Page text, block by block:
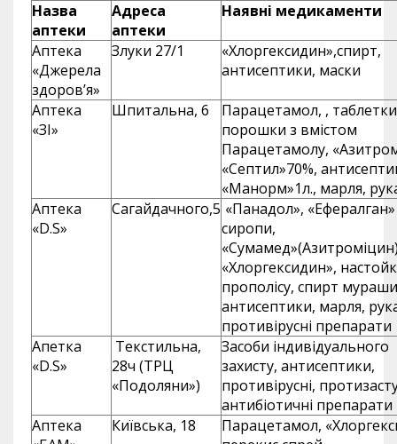
Назва
аптеки
Адреса
аптеки
Наявні медикаменти
Аптека
«Джерела
здоров’я»
Злуки 27/1
«Хлоргексидин»,спирт,
антисептики, маски
Аптека
«ЗІ»
Шпитальна, 6
Парацетамол, , таблетки
порошки з вмістом
Парацетамолу,
«Септил»70%,
«Манорм»1л., марля,
Аптека
«D.S»
Сагайдачного,5 «Панадол», «Ефералган»
сиропи,
«Хлоргексидин»,
прополісу, спирт
антисептики, марля,
противірусні препарати
Апетка
«D.S»
Текстильна,
28ч (ТРЦ
«Подоляни»)
Засоби індивідуального
захисту, антисептики,
противірусні,
антибіотичні препарати
Аптека
Київська, 18
Парацетамол,